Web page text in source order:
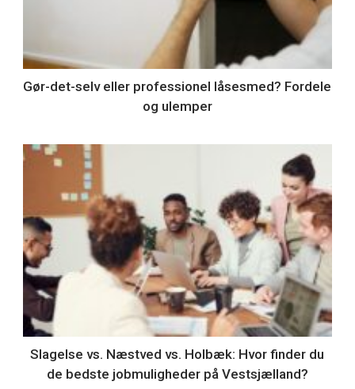
Gør-det-selv eller professionel låsesmed? Fordele
og ulemper
Slagelse vs. Næstved vs. Holbæk: Hvor finder du
de bedste jobmuligheder på Vestsjælland?